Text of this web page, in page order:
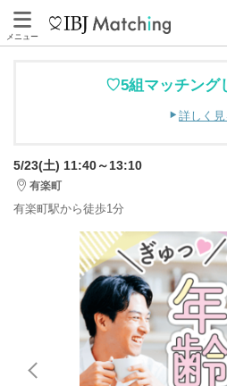
メニュー
♡5組マッチング
詳しく見
5/23(土) 11:40～13:10
有楽町
有楽町駅から徒歩1分